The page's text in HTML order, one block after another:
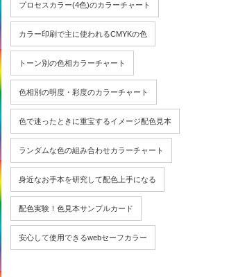
プロセスカラー(4色)のカラーチャート
カラー印刷で主に使われるCMYKの色
トーン別の色相カラーチャート
色相別の明度・彩度のカラーチャート
色で迷ったときに重宝するイメージ配色見本
ランダムな色の組み合わせカラーチャート
身近なお手本を研究して配色上手になる
配色実験！色見本サンプルカード
安心して使用できるwebセーフカラー